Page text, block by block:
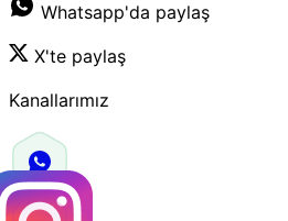
Whatsapp'da paylaş
X'te paylaş
Kanallarımız